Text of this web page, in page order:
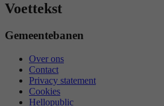
Voettekst
Gemeentebanen
Over ons
Contact
Privacy statement
Cookies
Hellopublic